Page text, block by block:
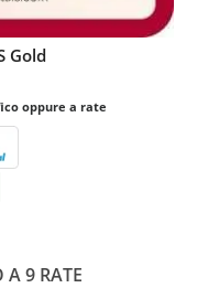
DITALS I Silver
carta/bonifico oppure a rate
9 RATE